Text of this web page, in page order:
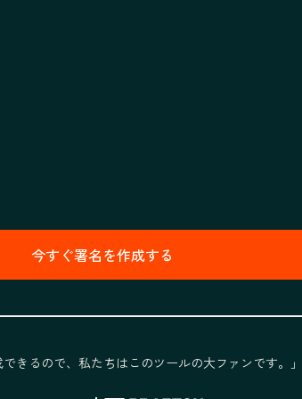
今すぐ署名を作成する
きるので、私たちはこのツールの大ファンです。」